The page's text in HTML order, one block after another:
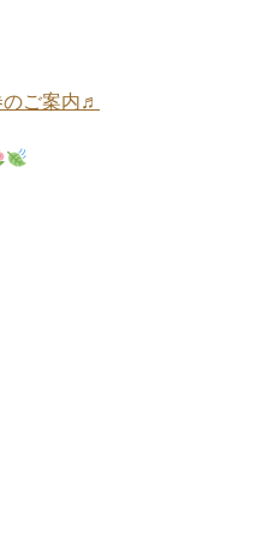
ご案内♬